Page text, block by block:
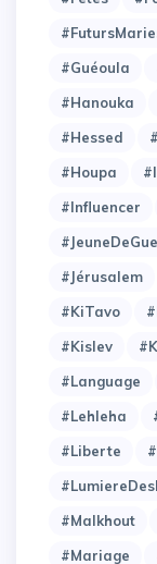
#Guéoula
#Hanouka
#Hessed
#Houpa
#Influencer
#Jérusalem
#KiTavo
#Kislev
#Language
#Lehleha
#Liberte
#Malkhout
#Mariage